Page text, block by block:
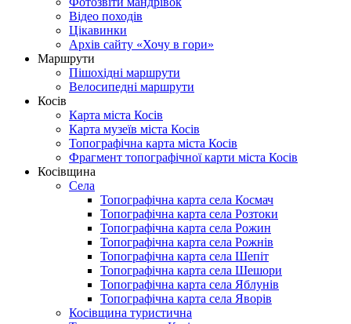
Відео походів
Цікавинки
Архів сайту «Хочу в гори»
Маршрути
Пішохідні маршрути
Велосипедні маршрути
Косів
Карта міста Косів
Карта музеїв міста Косів
Топографічна карта міста Косів
Фрагмент топографічної карти міста Косів
Косівщина
Села
Топографічна карта села Космач
Топографічна карта села Розтоки
Топографічна карта села Рожин
Топографічна карта села Рожнів
Топографічна карта села Шепіт
Топографічна карта села Шешори
Топографічна карта села Яблунів
Топографічна карта села Яворів
Косівщина туристична